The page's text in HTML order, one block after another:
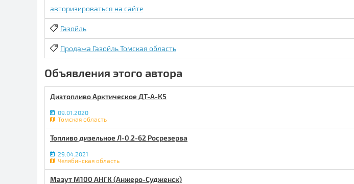
авторизироваться на сайте
Газойль
Продажа Газойль Томская область
Объявления этого автора
Дизтопливо Арктическое ДТ-А-К5
09.01.2020
Томская область
Топливо дизельное Л-0.2-62 Росрезерва
29.04.2021
Челябинская область
Мазут М100 АНГК (Анжеро-Судженск)